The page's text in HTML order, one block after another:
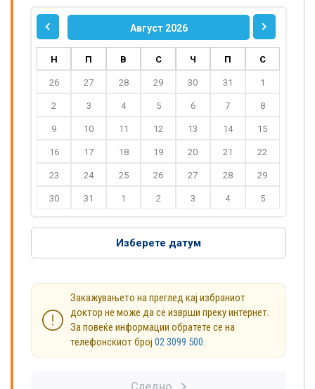
Август 2026
Н П В С Ч П С
26 27 28 29 30 31 1
2 3 4 5 6 7 8
9 10 11 12 13 14 15
16 17 18 19 20 21 22
23 24 25 26 27 28 29
30 31 1 2 3 4 5
Изберете датум
Закажувањето на преглед кај избраниот
доктор не може да се изврши преку интернет.
За повеќе информации обратете се на
телефонскиот број 02 3099 500.